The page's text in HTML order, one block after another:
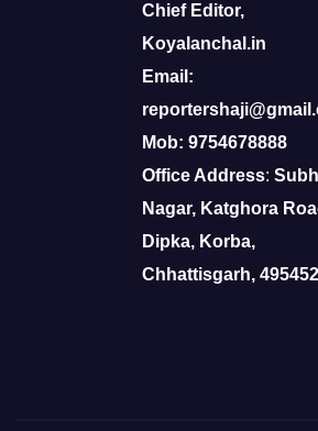
Chief Editor,
Koyalanchal.in
Email:
Mob: 9754678888
Office Address:
Nagar, Katghora
Dipka, Korba,
Chhattisgarh, 495452